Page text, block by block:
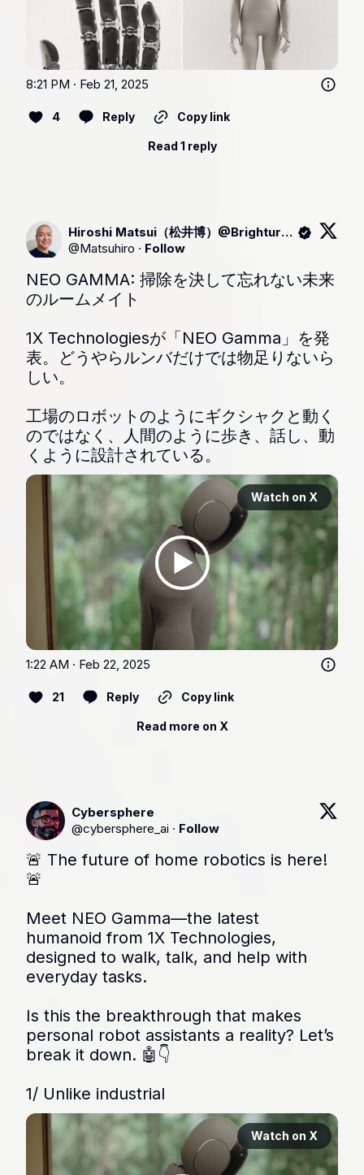
8:21 PM · Feb 21, 2025
4 Reply Copy link
Read 1 reply
Hiroshi Matsui（松井博）@Brighture CEO
@Matsuhiro · Follow
NEO GAMMA: 掃除を決して忘れない未来
のルームメイト
1X Technologiesが「NEO Gamma」を発
表。どうやらルンバだけでは物足りないら
しい。
工場のロボットのようにギクシャクと動く
のではなく、人間のように歩き、話し、動
くように設計されている。
Watch on X
1:22 AM · Feb 22, 2025
21 Reply Copy link
Read more on X
Cybersphere
@cybersphere_ai · Follow
🚨 The future of home robotics is here!
🚨
Meet NEO Gamma—the latest
humanoid from 1X Technologies,
designed to walk, talk, and help with
everyday tasks.
Is this the breakthrough that makes
personal robot assistants a reality? Let’s
break it down. 🤖👇
1/ Unlike industrial
Watch on X